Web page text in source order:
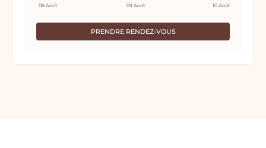
PRENDRE RENDEZ-VOUS
08 Août 09 Août 10 Août